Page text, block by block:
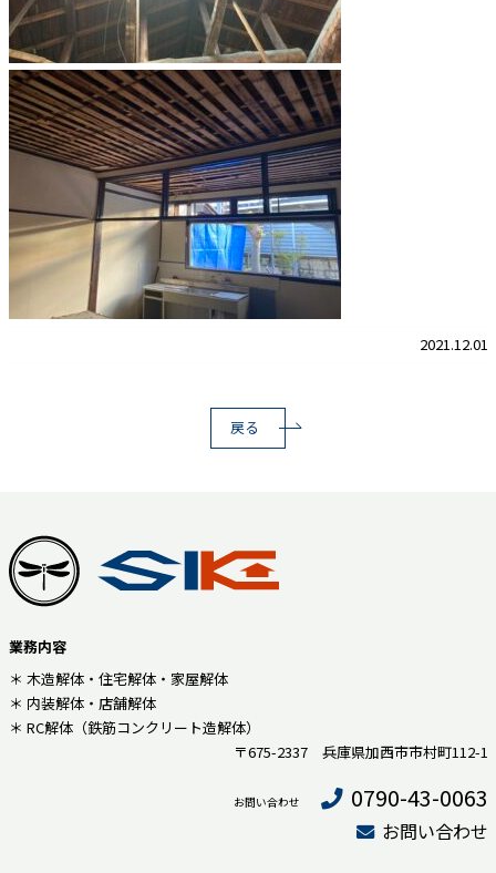
2021.12.01
戻る
業務内容
＊ 木造解体・住宅解体・家屋解体
＊ 内装解体・店舗解体
＊ RC解体（鉄筋コンクリート造解体）
〒675-2337 兵庫県加西市市村町112-1
お問い合わせ 0790-43-0063
お問い合わせ